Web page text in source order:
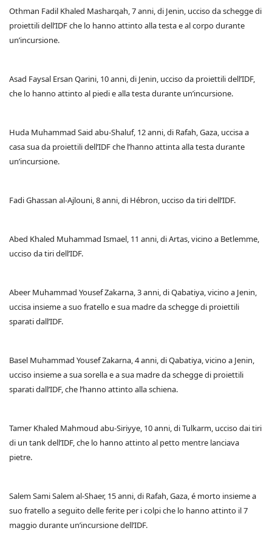
Othman Fadil Khaled Masharqah, 7 anni, di Jenin, ucciso da schegge di
proiettili dell’IDF che lo hanno attinto alla testa e al corpo durante
un’incursione.
Asad Faysal Ersan Qarini, 10 anni, di Jenin, ucciso da proiettili dell’IDF,
che lo hanno attinto al piedi e alla testa durante un’incursione.
Huda Muhammad Said abu-Shaluf, 12 anni, di Rafah, Gaza, uccisa a
casa sua da proiettili dell’IDF che l’hanno attinta alla testa durante
un’incursione.
Fadi Ghassan al-Ajlouni, 8 anni, di Hébron, ucciso da tiri dell’IDF.
Abed Khaled Muhammad Ismael, 11 anni, di Artas, vicino a Betlemme,
ucciso da tiri dell’IDF.
Abeer Muhammad Yousef Zakarna, 3 anni, di Qabatiya, vicino a Jenin,
uccisa insieme a suo fratello e sua madre da schegge di proiettili
sparati dall’IDF.
Basel Muhammad Yousef Zakarna, 4 anni, di Qabatiya, vicino a Jenin,
ucciso insieme a sua sorella e a sua madre da schegge di proiettili
sparati dall’IDF, che l’hanno attinto alla schiena.
Tamer Khaled Mahmoud abu-Siriyye, 10 anni, di Tulkarm, ucciso dai tiri
di un tank dell’IDF, che lo hanno attinto al petto mentre lanciava
pietre.
Salem Sami Salem al-Shaer, 15 anni, di Rafah, Gaza, é morto insieme a
suo fratello a seguito delle ferite per i colpi che lo hanno attinto il 7
maggio durante un’incursione dell’IDF.